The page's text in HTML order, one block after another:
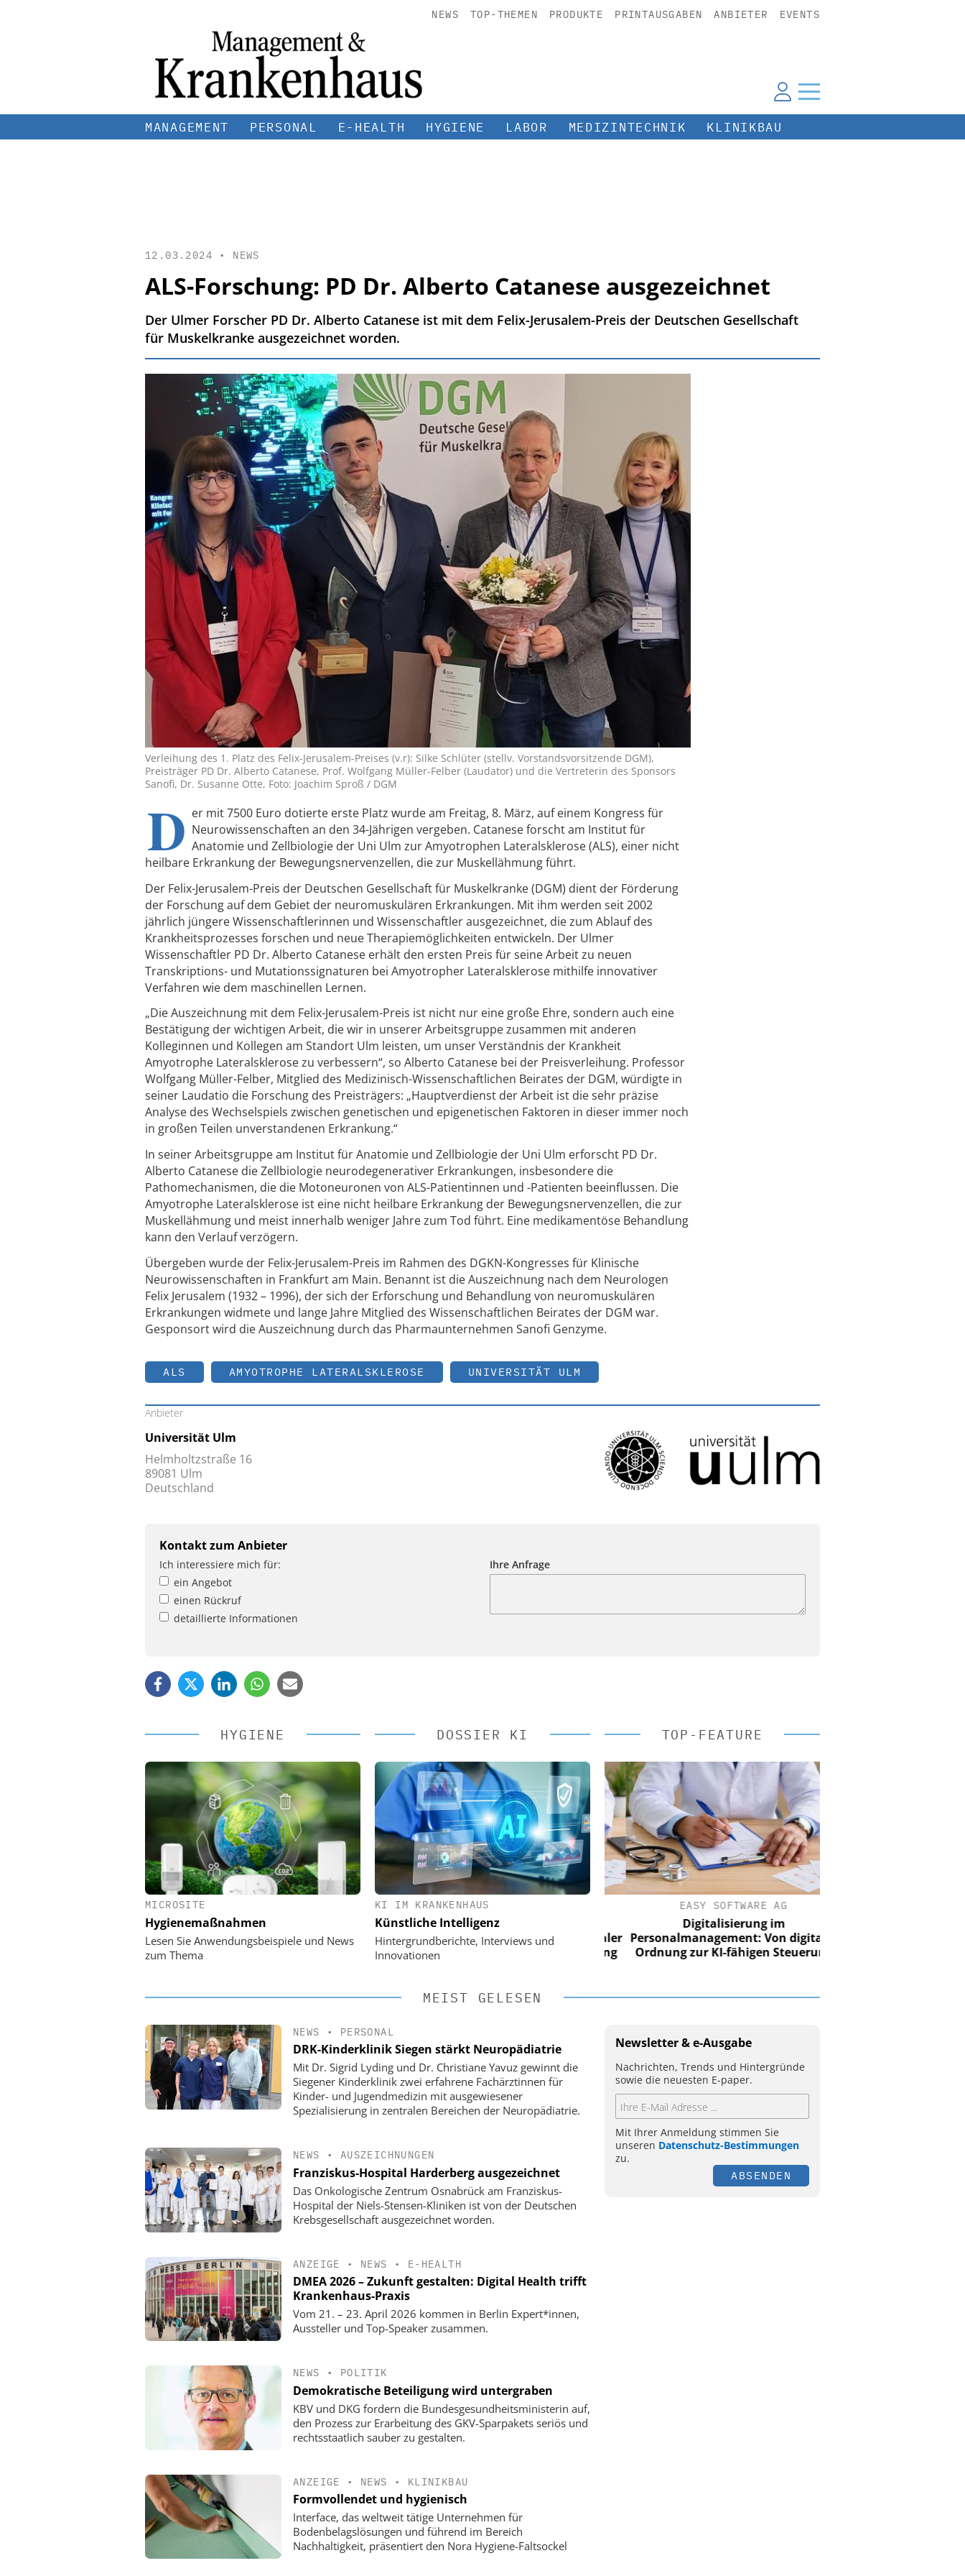
NEWS TOP-THEMEN PRODUKTE PRINTAUSGABEN ANBIETER EVENTS
MANAGEMENT PERSONAL E-HEALTH HYGIENE LABOR MEDIZINTECHNIK KLINIKBAU
12.03.2024 • NEWS
ALS-Forschung: PD Dr. Alberto Catanese ausgezeichnet
Der Ulmer Forscher PD Dr. Alberto Catanese ist mit dem Felix-Jerusalem-Preis der Deutschen Gesellschaft
für Muskelkranke ausgezeichnet worden.
Verleihung des 1. Platz des Felix-Jerusalem-Preises (v.r): Silke Schlüter (stellv. Vorstandsvorsitzende DGM),
Preisträger PD Dr. Alberto Catanese, Prof. Wolfgang Müller-Felber (Laudator) und die Vertreterin des Sponsors
Sanofi, Dr. Susanne Otte, Foto: Joachim Sproß / DGM
D er mit 7500 Euro dotierte erste Platz wurde am Freitag, 8. März, auf einem Kongress für
Neurowissenschaften an den 34-Jährigen vergeben. Catanese forscht am Institut für
Anatomie und Zellbiologie der Uni Ulm zur Amyotrophen Lateralsklerose (ALS), einer nicht
heilbare Erkrankung der Bewegungsnervenzellen, die zur Muskellähmung führt.
Der Felix-Jerusalem-Preis der Deutschen Gesellschaft für Muskelkranke (DGM) dient der Förderung
der Forschung auf dem Gebiet der neuromuskulären Erkrankungen. Mit ihm werden seit 2002
jährlich jüngere Wissenschaftlerinnen und Wissenschaftler ausgezeichnet, die zum Ablauf des
Krankheitsprozesses forschen und neue Therapiemöglichkeiten entwickeln. Der Ulmer
Wissenschaftler PD Dr. Alberto Catanese erhält den ersten Preis für seine Arbeit zu neuen
Transkriptions- und Mutationssignaturen bei Amyotropher Lateralsklerose mithilfe innovativer
Verfahren wie dem maschinellen Lernen.
„Die Auszeichnung mit dem Felix-Jerusalem-Preis ist nicht nur eine große Ehre, sondern auch eine
Bestätigung der wichtigen Arbeit, die wir in unserer Arbeitsgruppe zusammen mit anderen
Kolleginnen und Kollegen am Standort Ulm leisten, um unser Verständnis der Krankheit
Amyotrophe Lateralsklerose zu verbessern“, so Alberto Catanese bei der Preisverleihung. Professor
Wolfgang Müller-Felber, Mitglied des Medizinisch-Wissenschaftlichen Beirates der DGM, würdigte in
seiner Laudatio die Forschung des Preisträgers: „Hauptverdienst der Arbeit ist die sehr präzise
Analyse des Wechselspiels zwischen genetischen und epigenetischen Faktoren in dieser immer noch
in großen Teilen unverstandenen Erkrankung.“
In seiner Arbeitsgruppe am Institut für Anatomie und Zellbiologie der Uni Ulm erforscht PD Dr.
Alberto Catanese die Zellbiologie neurodegenerativer Erkrankungen, insbesondere die
Pathomechanismen, die die Motoneuronen von ALS-Patientinnen und -Patienten beeinflussen. Die
Amyotrophe Lateralsklerose ist eine nicht heilbare Erkrankung der Bewegungsnervenzellen, die zur
Muskellähmung und meist innerhalb weniger Jahre zum Tod führt. Eine medikamentöse Behandlung
kann den Verlauf verzögern.
Übergeben wurde der Felix-Jerusalem-Preis im Rahmen des DGKN-Kongresses für Klinische
Neurowissenschaften in Frankfurt am Main. Benannt ist die Auszeichnung nach dem Neurologen
Felix Jerusalem (1932 – 1996), der sich der Erforschung und Behandlung von neuromuskulären
Erkrankungen widmete und lange Jahre Mitglied des Wissenschaftlichen Beirates der DGM war.
Gesponsort wird die Auszeichnung durch das Pharmaunternehmen Sanofi Genzyme.
ALS AMYOTROPHE LATERALSKLEROSE UNIVERSITÄT ULM
Anbieter
Universität Ulm
Helmholtzstraße 16
89081 Ulm
Deutschland
Kontakt zum Anbieter
Ich interessiere mich für:
ein Angebot
einen Rückruf
detaillierte Informationen
Ihre Anfrage
HYGIENE
MICROSITE
Hygienemaßnahmen
Lesen Sie Anwendungsbeispiele und News
zum Thema
DOSSIER KI
KI IM KRANKENHAUS
Künstliche Intelligenz
Hintergrundberichte, Interviews und
Innovationen
TOP-FEATURE
Digitalisierung im
Personalmanagement: Von digitaler
Ordnung zur KI-fähigen Steuerung
EASY SOFTWARE AG
Digitalisierung im
Personalmanagement: Von digitaler
Ordnung zur KI-fähigen Steuerung
EASY SOFTWARE AG
Digitalisierung im
Personalmanagement: Von digitaler
Ordnung zur KI-fähigen Steuerung
MEIST GELESEN
NEWS • PERSONAL
DRK-Kinderklinik Siegen stärkt Neuropädiatrie
Mit Dr. Sigrid Lyding und Dr. Christiane Yavuz gewinnt die
Siegener Kinderklinik zwei erfahrene Fachärztinnen für
Kinder- und Jugendmedizin mit ausgewiesener
Spezialisierung in zentralen Bereichen der Neuropädiatrie.
NEWS • AUSZEICHNUNGEN
Franziskus-Hospital Harderberg ausgezeichnet
Das Onkologische Zentrum Osnabrück am Franziskus-
Hospital der Niels-Stensen-Kliniken ist von der Deutschen
Krebsgesellschaft ausgezeichnet worden.
ANZEIGE • NEWS • E-HEALTH
DMEA 2026 – Zukunft gestalten: Digital Health trifft
Krankenhaus-Praxis
Vom 21. – 23. April 2026 kommen in Berlin Expert*innen,
Aussteller und Top-Speaker zusammen.
NEWS • POLITIK
Demokratische Beteiligung wird untergraben
KBV und DKG fordern die Bundesgesundheitsministerin auf,
den Prozess zur Erarbeitung des GKV-Sparpakets seriös und
rechtsstaatlich sauber zu gestalten.
ANZEIGE • NEWS • KLINIKBAU
Formvollendet und hygienisch
Interface, das weltweit tätige Unternehmen für
Bodenbelagslösungen und führend im Bereich
Nachhaltigkeit, präsentiert den Nora Hygiene-Faltsockel
Newsletter & e-Ausgabe
Nachrichten, Trends und Hintergründe
sowie die neuesten E-paper.
Mit Ihrer Anmeldung stimmen Sie
unseren Datenschutz-Bestimmungen
zu.
ABSENDEN